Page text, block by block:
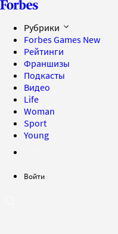
Рубрики
Forbes Games New
Рейтинги
Франшизы
Подкасты
Видео
Life
Woman
Sport
Young
Войти